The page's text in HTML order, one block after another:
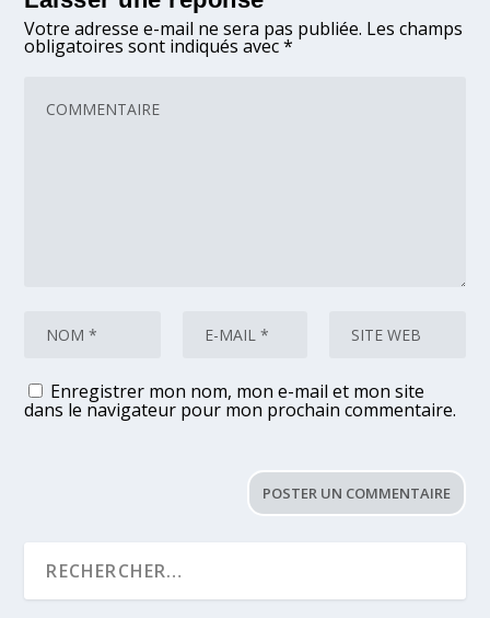
Votre adresse e-mail ne sera pas publiée. Les champs
obligatoires sont indiqués avec*
Enregistrer mon nom, mon e-mail et mon site
dans le navigateur pour mon prochain commentaire.